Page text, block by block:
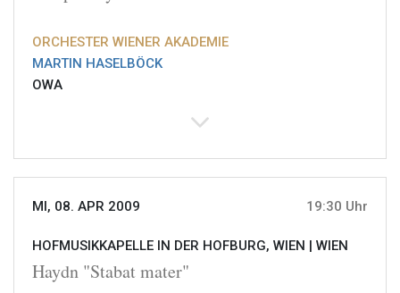
ORCHESTER WIENER AKADEMIE
MARTIN HASELBÖCK
OWA
MI, 08. APR 2009 19:30 Uhr
HOFMUSIKKAPELLE IN DER HOFBURG, WIEN | WIEN
Haydn "Stabat mater"